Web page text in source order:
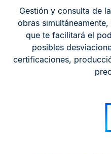
Gestión y consulta de
obras
que te facilitará el
posibles
certificaciones,